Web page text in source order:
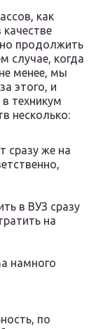
как
продолжить
случае, когда
менее, мы
этого, и
техникум
несколько:
сразу же на
в ВУЗ сразу
на
намного
по